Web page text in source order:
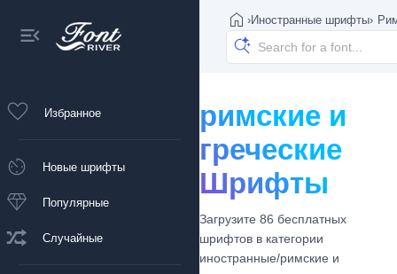
Избранное
Новые шрифты
Популярные
Случайные
›Иностранные шрифты›
римские и
греческие
Шрифты
Загрузите 86 бесплатных
шрифтов в категории
иностранные/римские и